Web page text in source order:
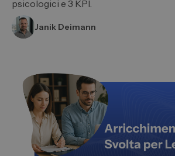
psicologici e 3 KPI.
Janik Deimann